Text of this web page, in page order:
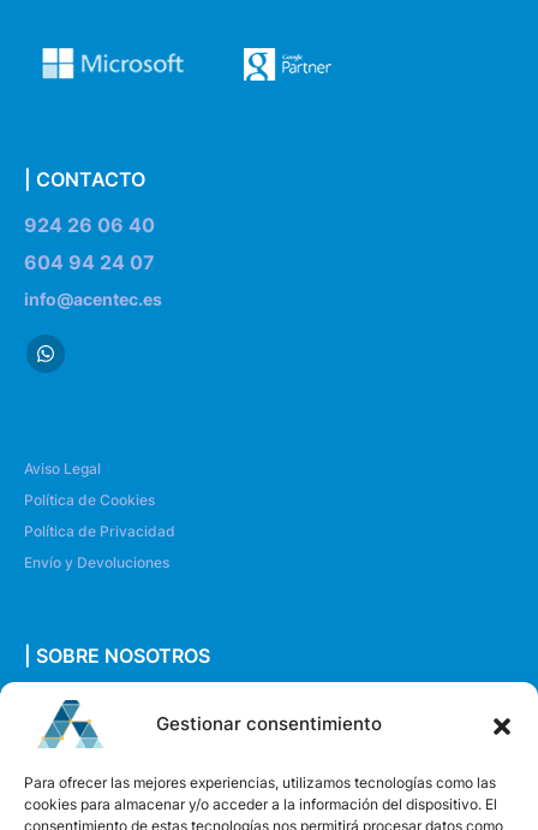
Gestionar consentimiento
Para ofrecer las mejores experiencias, utilizamos tecnologías como las
cookies para almacenar y/o acceder a la información del dispositivo. El
consentimiento de estas tecnologías nos permitirá procesar datos como
| CONTACTO
924 26 06 40
604 94 24 07
info@acentec.es
Aviso Legal
Política de Cookies
Política de Privacidad
Envío y Devoluciones
| SOBRE NOSOTROS
Quiénes somos
Envíanos un mensaje